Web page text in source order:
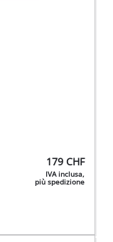
179 CHF
IVA inclusa,
più spedizione